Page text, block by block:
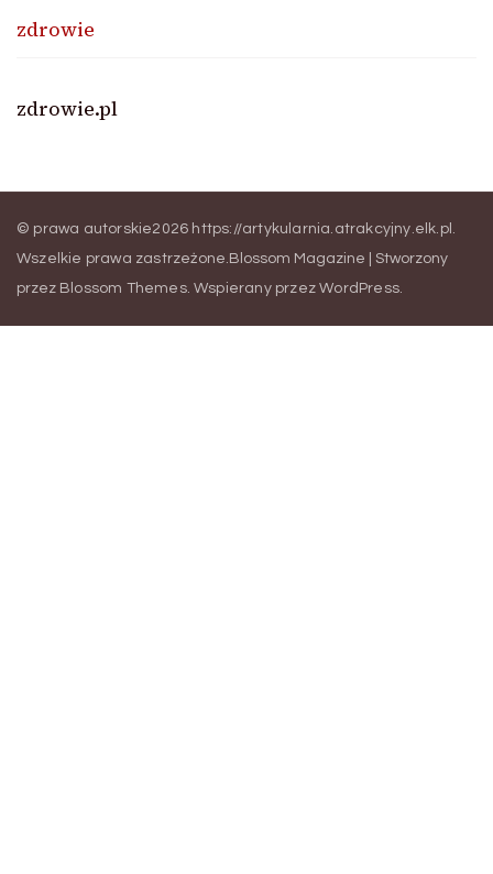
zdrowie
zdrowie.pl
© prawa autorskie2026 https://artykularnia.atrakcyjny.elk.pl .
Wszelkie prawa zastrzeżone. Blossom Magazine | Stworzony
przez Blossom Themes. Wspierany przezWordPress.